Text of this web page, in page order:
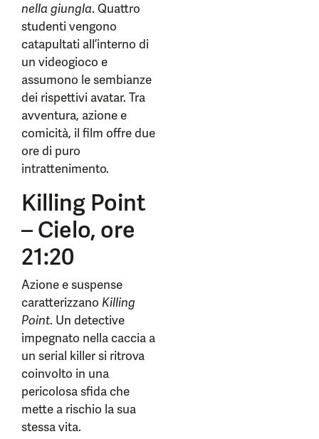
nella giungla. Quattro
studenti vengono
catapultati all’interno di
un videogioco e
assumono le sembianze
dei rispettivi avatar. Tra
avventura, azione e
comicità, il film offre due
ore di puro
intrattenimento.
Killing Point
– Cielo, ore
21:20
Azione e suspense
caratterizzano Killing
Point. Un detective
impegnato nella caccia a
un serial killer si ritrova
coinvolto in una
pericolosa sfida che
mette a rischio la sua
stessa vita.